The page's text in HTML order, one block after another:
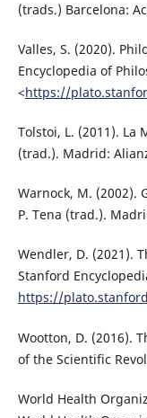
(trads.) Barcelona:
Valles, S. (2020).
Encyclopedia of
<https://
Tolstoi, L. (2011). La
(trad.). Madrid:
Warnock, M. (2002).
P. Tena (trad.).
Wendler, D. (2021).
Stanford
https://
Wootton, D. (2016).
of the Scientific
World Health